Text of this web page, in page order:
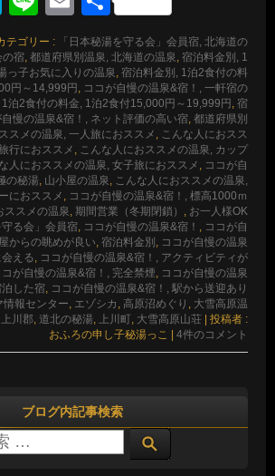
有
テゴリー :
「日本秘湯を守る会」会員宿, 北海道の
の宿, 都道府県別温泉, 北海道の温泉, 宿泊料金別, 1
っ子お気に入りの温泉, 宿泊料金別, 1泊2食付の料
円～14,999円 , ココが自慢の温泉&宿！, 一軒宿の
泊2食付の料金, 1泊2食付15,000円～19,999円 , 宿
自慢の温泉&宿！, ネット評価の高い宿, 都道府県別
スメの温泉, 一人旅におススメ , こんな人におスス
行におススメ , こんな人におススメの温泉, カップ
人におススメの温泉, 女子旅におススメ , ココが自
の秘湯, 山小屋の温泉, こんな人におススメの温泉,
におススメ , ココが自慢の温泉&宿！, 標高1000ｍ
ススメの温泉, 期間営業（冬期閉鎖） , お一人様OK
守る会」会員宿, ココが自慢の温泉&宿！ , ココが自
からの眺めが良い, 宿泊料金別 , ココが自慢の温泉
える, ココが自慢の温泉&宿！, アクティビティが
コが自慢の温泉&宿！, 完全禁煙, ココが自慢の温泉
した宿, ココが自慢の温泉&宿！, 駅から送迎あり
情報センター, エゾシカ , 高原沼めぐり , 大雪高原温
上川郡, 道北の秘湯, 上川町, 大雪高原山荘
投稿者 :
おふろの申し子秘湯っこ
4件のコメント
ブログ内記事検索